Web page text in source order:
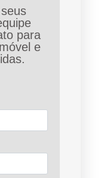
para
e